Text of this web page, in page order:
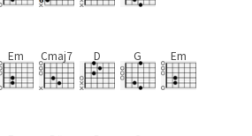
Em Cmaj7 D G Em